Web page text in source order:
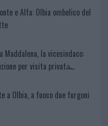
e Alfa: Olbia ombelico del
Maddalena, la vicesindaco:
per visita privata̶…
a Olbia, a fuoco due furgoni